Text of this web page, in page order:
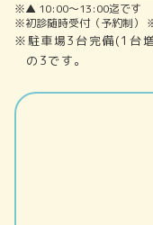
※▲ 10:00～13:00迄です
※初診随時受付（予約制）
※駐車場3台完備(1台
の3です。